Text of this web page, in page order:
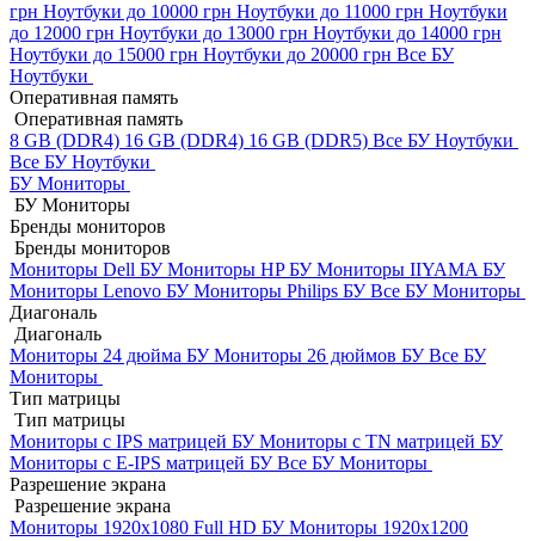
грн Ноутбуки до 10000 грн Ноутбуки до 11000 грн Ноутбуки
до 12000 грн Ноутбуки до 13000 грн Ноутбуки до 14000 грн
Ноутбуки до 15000 грн Ноутбуки до 20000 грн Все БУ
Ноутбуки
Оперативная память
Оперативная память
8 GB (DDR4) 16 GB (DDR4) 16 GB (DDR5) Все БУ Ноутбуки
Все БУ Ноутбуки
БУ Мониторы
БУ Мониторы
Бренды мониторов
Бренды мониторов
Мониторы Dell БУМониторы HP БУМониторы IIYAMA БУ
Мониторы Lenovo БУМониторы Philips БУВсе БУ Мониторы
Диагональ
Диагональ
Мониторы 24 дюйма БУМониторы 26 дюймов БУВсе БУ
Мониторы
Тип матрицы
Тип матрицы
Мониторы с IPS матрицей БУМониторы с TN матрицей БУ
Мониторы с E-IPS матрицей БУВсе БУ Мониторы
Разрешение экрана
Разрешение экрана
Мониторы 1920x1080 Full HD БУМониторы 1920x1200